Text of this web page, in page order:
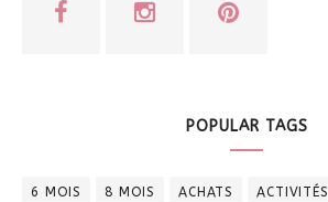
POPULAR TAGS
6 MOIS 8 MOIS ACHATS ACTIVITÉS